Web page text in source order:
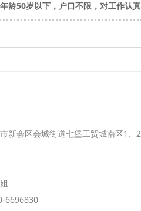
龄50岁以下，户口不限，对工作认
新会区会城街道七堡工贸城南区1、
6696830